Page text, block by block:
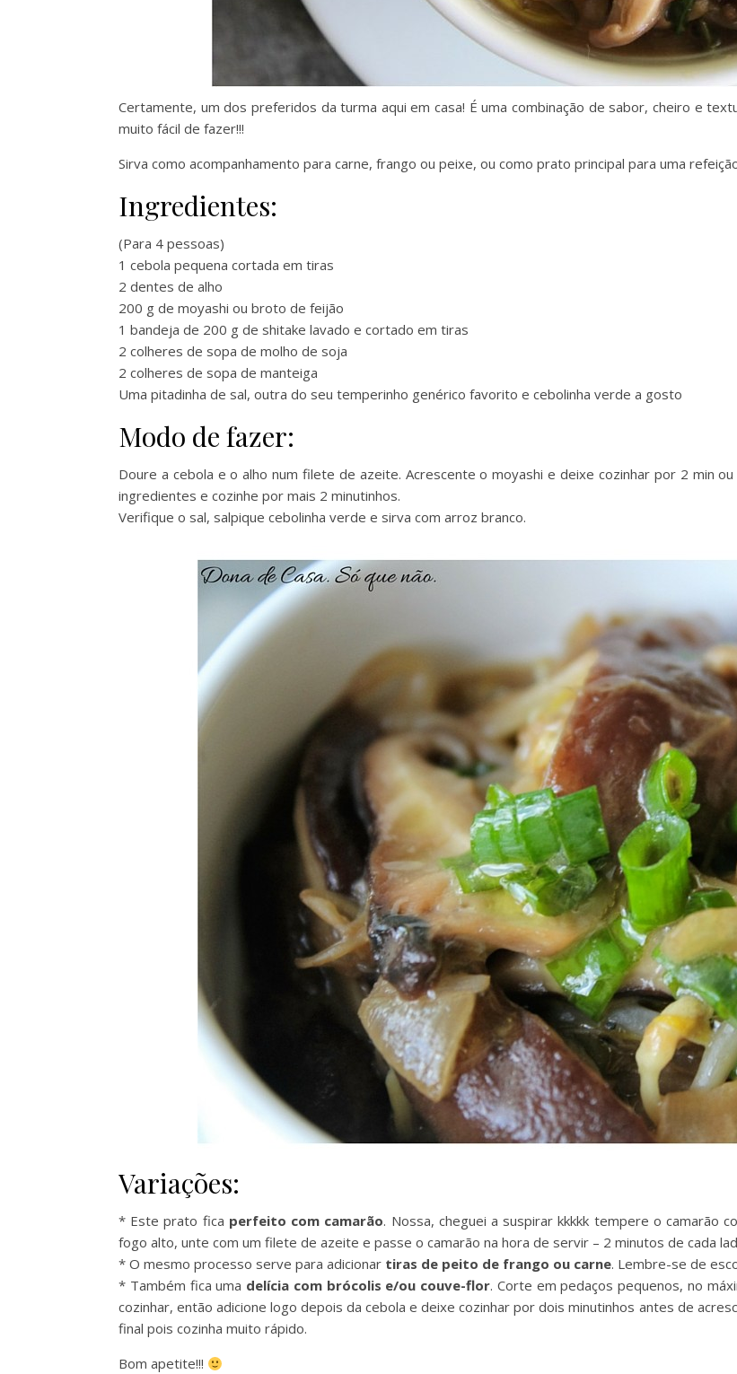
Certamente, um dos preferidos da turma aqui em casa! É uma combinação de sabor, cheiro e
muito fácil de fazer!!!
Sirva como acompanhamento para carne, frango ou peixe, ou como prato principal para uma
Ingredientes:
(Para 4 pessoas)
1 cebola pequena cortada em tiras
2 dentes de alho
200 g de moyashi ou broto de feijão
1 bandeja de 200 g de shitake lavado e cortado em tiras
2 colheres de sopa de molho de soja
2 colheres de sopa de manteiga
Uma pitadinha de sal, outra do seu temperinho genérico favorito e cebolinha verde a gosto
Modo de fazer:
Doure a cebola e o alho num filete de azeite. Acrescente o moyashi e deixe cozinhar por 2 min
ingredientes e cozinhe por mais 2 minutinhos.
Verifique o sal, salpique cebolinha verde e sirva com arroz branco.
Variações:
* Este prato fica perfeito com camarão. Nossa, cheguei a suspirar kkkkk tempere o camarão
fogo alto, unte com um filete de azeite e passe o camarão na hora de servir – 2 minutos de cada
* O mesmo processo serve para adicionar tiras de peito de frango ou carne. Lembre-se de
* Também fica uma delícia com brócolis e/ou couve-flor. Corte em pedaços pequenos, no
cozinhar, então adicione logo depois da cebola e deixe cozinhar por dois minutinhos antes de
final pois cozinha muito rápido.
Bom apetite!!!